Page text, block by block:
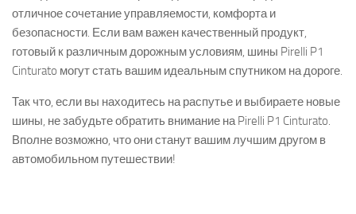
отличное сочетание управляемости, комфорта и
безопасности. Если вам важен качественный продукт,
готовый к различным дорожным условиям, шины Pirelli P1
Cinturato могут стать вашим идеальным спутником на дороге.
Так что, если вы находитесь на распутье и выбираете новые
шины, не забудьте обратить внимание на Pirelli P1 Cinturato.
Вполне возможно, что они станут вашим лучшим другом в
автомобильном путешествии!